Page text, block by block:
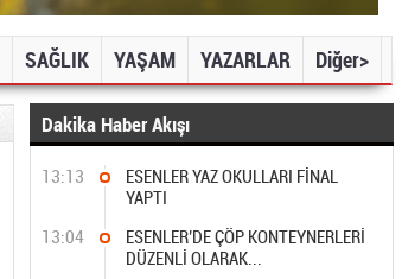
SAĞLIK YAŞAM YAZARLAR Diğer>
Dakika Haber Akışı
13:13
ESENLER YAZ OKULLARI FİNAL
YAPTI
13:04
ESENLER’DE ÇÖP KONTEYNERLERİ
DÜZENLİ OLARAK...